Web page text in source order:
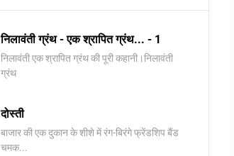
निलावंती ग्रंथ - एक श्रापित ग्रंथ... - 1
निलावंती एक श्रापित ग्रंथ की पूरी कहानी।निलावंती
ग्रंथ
दोस्ती
बाजार की एक दुकान के शीशे में रंग-बिरंगे फ्रेंडशिप बैंड
चमक...